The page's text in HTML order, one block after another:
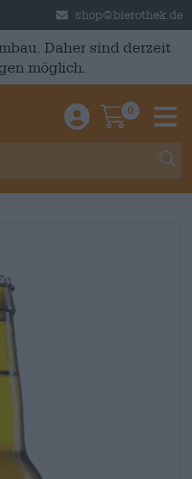
shop@bierothek.de
Daher sind derzeit
möglich.
Einloggen /
0